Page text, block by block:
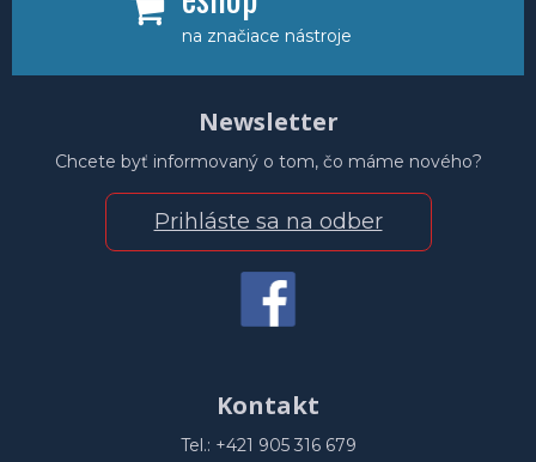
na značiace nástroje
Newsletter
Chcete byť informovaný o tom, čo máme nového?
Prihláste sa na odber
Kontakt
Tel.: +421 905 316 679